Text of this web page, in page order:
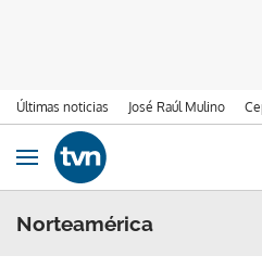
Últimas noticias José Raúl Mulino
Ir al contenido
Obrir navegació
Norteamérica